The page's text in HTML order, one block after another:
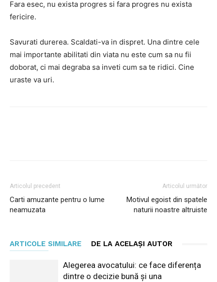
Fara esec, nu exista progres si fara progres nu exista
fericire.
Savurati durerea. Scaldati-va in dispret. Una dintre cele
mai importante abilitati din viata nu este cum sa nu fii
doborat, ci mai degraba sa inveti cum sa te ridici. Cine
uraste va uri.
Articolul precedent
Carti amuzante pentru o lume
neamuzata
Articolul următor
Motivul egoist din spatele
naturii noastre altruiste
ARTICOLE SIMILARE DE LA ACELAȘI AUTOR
Alegerea avocatului: ce face diferența
dintre o decizie bună și una